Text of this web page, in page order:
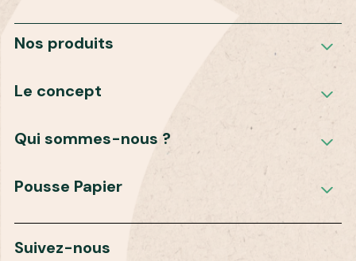
Nos produits
Le concept
Qui sommes-nous ?
Pousse Papier
Suivez-nous